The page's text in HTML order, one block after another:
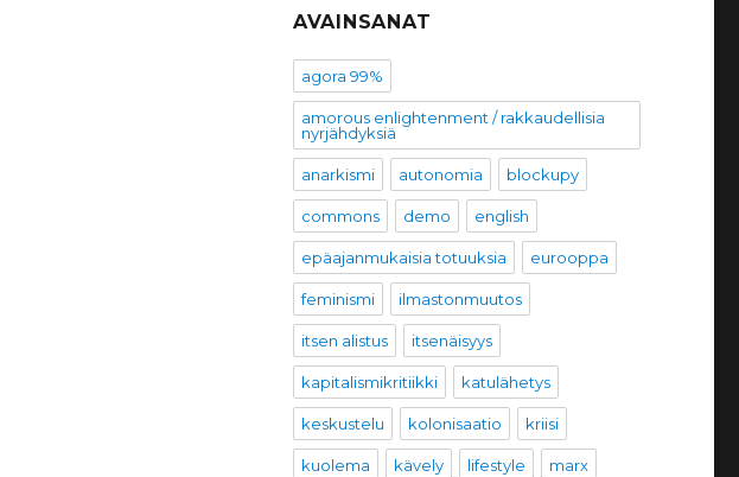
AVAINSANAT
agora 99%
amorous enlightenment / rakkaudellisia
nyrjähdyksiä
anarkismi autonomia blockupy
commons demo english
epäajanmukaisia totuuksia eurooppa
feminismi ilmastonmuutos
itsen alistus itsenäisyys
kapitalismikritiikki katulähetys
keskustelu kolonisaatio kriisi
kuolema kävely lifestyle marx